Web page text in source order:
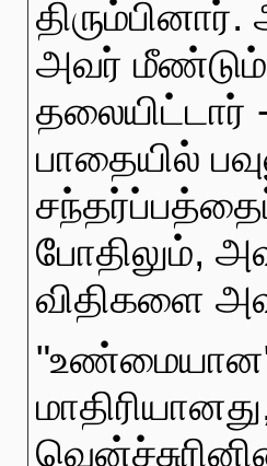
அவர் மீண்டும்
தலையிட்டார்
பாதையில்
போதிலும்,
விதிகளை
"உண்மையான"